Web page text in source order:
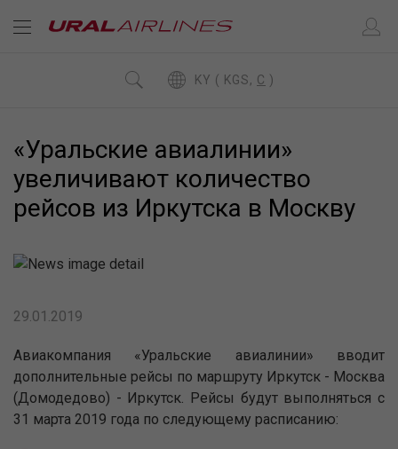
KY ( KGS, C )
«Уральские авиалинии»
увеличивают количество
рейсов из Иркутска в Москву
29.01.2019
Авиакомпания «Уральские авиалинии» вводит
дополнительные рейсы по маршруту Иркутск - Москва
(Домодедово) - Иркутск. Рейсы будут выполняться с
31 марта 2019 года по следующему расписанию: